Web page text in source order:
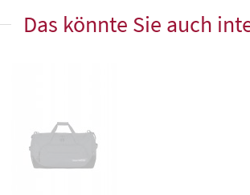
Das könnte Sie auch